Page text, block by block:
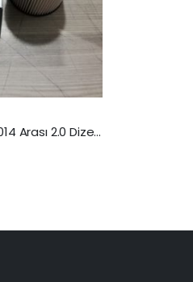
Jaguar X-Type 2003-2009 Arası 2.0 Dizel Hava Filtresi